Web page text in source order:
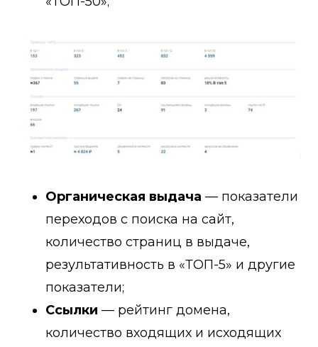
Органическая выдача — показатели
переходов с поиска на сайт,
количество страниц в выдаче,
результативность в «ТОП-5» и другие
показатели;
Ссылки — рейтинг домена,
количество входящих и исходящих